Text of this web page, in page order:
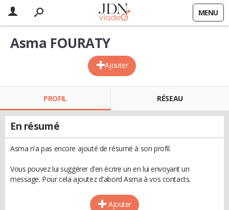
MENU
Ajouter
Asma FOURATY
PROFIL RÉSEAU
En résumé
Asma n'a pas encore ajouté de résumé à son profil.
Vous pouvez lui suggérer d'en écrire un en lui envoyant un
message. Pour cela ajoutez d'abord Asma à vos contacts.
Ajouter